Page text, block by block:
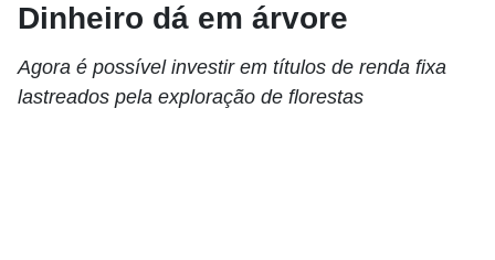
Dinheiro dá em árvore
Agora é possível investir em títulos de renda fixa
lastreados pela exploração de florestas